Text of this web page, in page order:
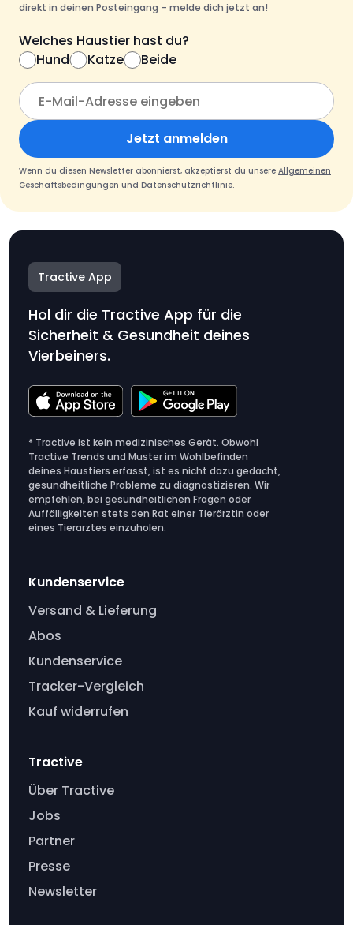
direkt in deinen Posteingang – melde dich jetzt an!
Welches Haustier hast du?
Hund
Katze Beide
Jetzt anmelden
Wenn du diesen Newsletter abonnierst, akzeptierst du unsere Allgemeinen
Geschäftsbedingungen und Datenschutzrichtlinie.
Tractive App
Hol dir die Tractive App für die
Sicherheit & Gesundheit deines
Vierbeiners.
* Tractive ist kein medizinisches Gerät. Obwohl
Tractive Trends und Muster im Wohlbefinden
deines Haustiers erfasst, ist es nicht dazu gedacht,
gesundheitliche Probleme zu diagnostizieren. Wir
empfehlen, bei gesundheitlichen Fragen oder
Auffälligkeiten stets den Rat einer Tierärztin oder
eines Tierarztes einzuholen.
Kundenservice
Versand & Lieferung
Abos
Kundenservice
Tracker-Vergleich
Kauf widerrufen
Tractive
Über Tractive
Jobs
Partner
Presse
Newsletter